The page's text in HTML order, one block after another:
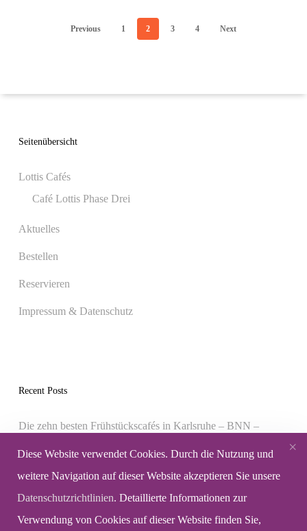
Previous 1 2 3 4 Next
Seitenübersicht
Lottis Cafés
Café Lottis Phase Drei
Aktuelles
Bestellen
Reservieren
Impressum & Datenschutz
Recent Posts
Die zehn besten Frühstückscafés in Karlsruhe – BNN –
Badische Neueste Nachrichten
„BEI ORTHS UNTERM SOFA“
Lesung Brot und Kunst-Autorenkollektiv
Diese Website verwendet Cookies. Durch die Nutzung und
weitere Navigation auf dieser Website akzeptieren Sie unsere
Datenschutzrichtlinien. Detaillierte Informationen zur
Verwendung von Cookies auf dieser Website finden Sie,
×